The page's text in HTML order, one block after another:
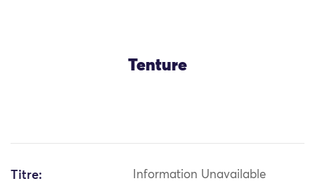
Tenture
Titre: Information Unavailable